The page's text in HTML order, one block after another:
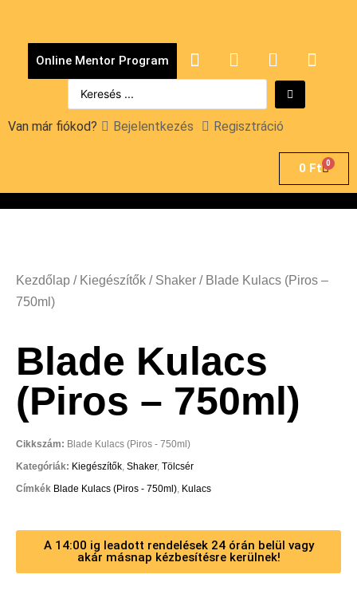
Online Mentor Program
Van már fiókod? Bejelentkezés Regisztráció
0 Ft 0
Kezdőlap / Kiegészítők / Shaker / Blade Kulacs (Piros –
750ml)
Blade Kulacs
(Piros – 750ml)
Cikkszám: Blade Kulacs (Piros - 750ml)
Kategóriák: Kiegészítők, Shaker, Tölcsér
Címkék Blade Kulacs (Piros - 750ml), Kulacs
A 14:00 ig leadott rendelések 24 órán belül vagy
akár másnap kézbesítésre kerülnek!